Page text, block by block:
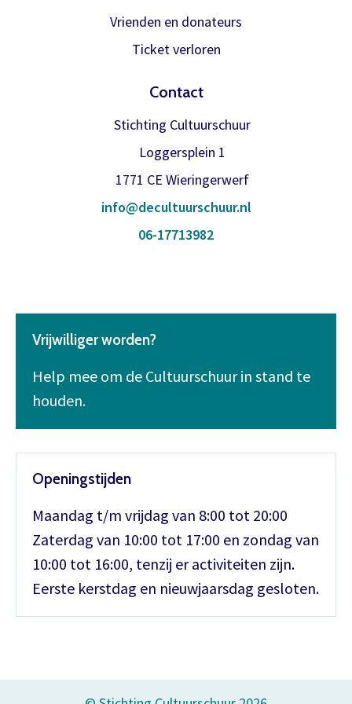
Vrienden en donateurs
Ticket verloren
Contact
Stichting Cultuurschuur
Loggersplein 1
1771 CE Wieringerwerf
info@decultuurschuur.nl
06-17713982
Vrijwilliger worden?
Help mee om de Cultuurschuur in stand te
houden.
Openingstijden
Maandag t/m vrijdag van 8:00 tot 20:00
Zaterdag van 10:00 tot 17:00 en zondag van
10:00 tot 16:00, tenzij er activiteiten zijn.
Eerste kerstdag en nieuwjaarsdag gesloten.